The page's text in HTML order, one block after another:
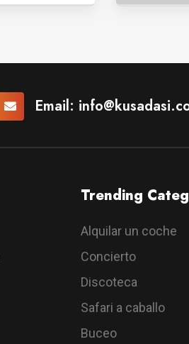
Email:
Trending
Alquilar un coche
Concierto
Discoteca
Safari a caballo
Buceo